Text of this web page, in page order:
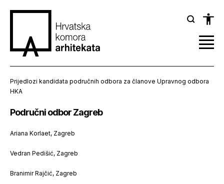
Prijedlozi kandidata područnih odbora za članove Upravnog odbora
HKA
Područni odbor Zagreb
Ariana Korlaet, Zagreb
Vedran Pedišić, Zagreb
Branimir Rajčić, Zagreb